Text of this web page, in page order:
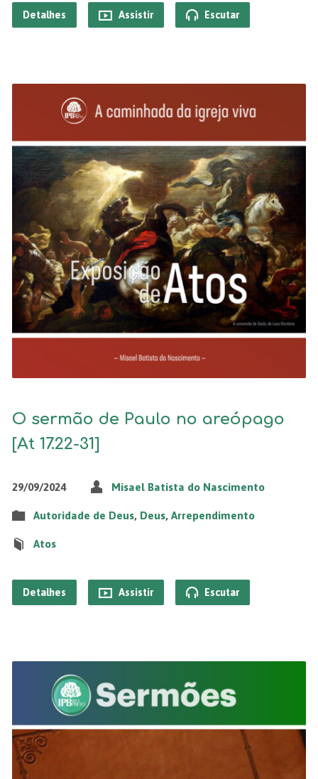
Detalhes Assistir Escutar
O sermão de Paulo no areópago
[At 17.22-31]
29/09/2024 Misael Batista do Nascimento
Autoridade de Deus, Deus, Arrependimento
Atos
Detalhes Assistir Escutar